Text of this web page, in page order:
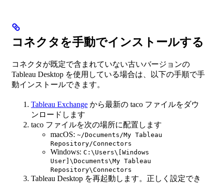
コネクタを手動でインストールする
コネクタが既定で含まれていない古いバージョンの
Tableau Desktop を使用している場合は、以下の手順で手
動インストールできます。
Tableau Exchange から最新の taco ファイルをダウ
ンロードします
taco ファイルを次の場所に配置します
macOS: ~/Documents/My Tableau
Repository/Connectors
Windows: C:\Users\[Windows
User]\Documents\My Tableau
Repository\Connectors
Tableau Desktop を再起動します。正しく設定でき